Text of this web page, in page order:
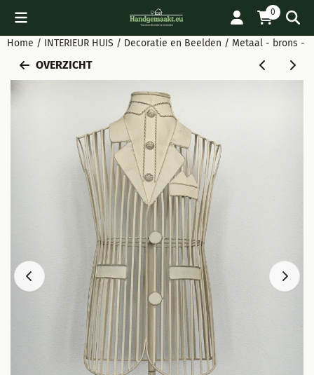
Cookievoorkeuren zijn beschikbaar. Kies instellingen of sta
0
Home / INTERIEUR HUIS / Decoratie en Beelden / Metaal - brons -
OVERZICHT